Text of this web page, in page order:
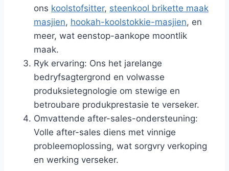
ons koolstofsitter, steenkool brikette maak
masjien, hookah-koolstokkie-masjien, en
meer, wat eenstop-aankope moontlik
maak.
Ryk ervaring: Ons het jarelange
bedryfsagtergrond en volwasse
produksietegnologie om stewige en
betroubare produkprestasie te verseker.
Omvattende after-sales-ondersteuning:
Volle after-sales diens met vinnige
probleemoplossing, wat sorgvry verkoping
en werking verseker.